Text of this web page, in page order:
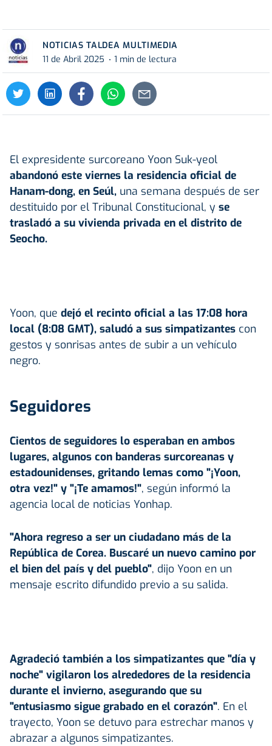
NOTICIAS TALDEA MULTIMEDIA
11 de Abril 2025
1 min de lectura
El expresidente surcoreano Yoon Suk-yeol
abandonó este viernes la residencia oficial de
Hanam-dong, en Seúl, una semana después de ser
destituido por el Tribunal Constitucional, y se
trasladó a su vivienda privada en el distrito de
Seocho.
Yoon, que dejó el recinto oficial a las 17:08 hora
local (8:08 GMT), saludó a sus simpatizantes con
gestos y sonrisas antes de subir a un vehículo
negro.
Seguidores
Cientos de seguidores lo esperaban en ambos
lugares, algunos con banderas surcoreanas y
estadounidenses, gritando lemas como "¡Yoon,
otra vez!" y "¡Te amamos!", según informó la
agencia local de noticias Yonhap.
"Ahora regreso a ser un ciudadano más de la
República de Corea. Buscaré un nuevo camino por
el bien del país y del pueblo", dijo Yoon en un
mensaje escrito difundido previo a su salida.
Agradeció también a los simpatizantes que "día y
noche" vigilaron los alrededores de la residencia
durante el invierno, asegurando que su
"entusiasmo sigue grabado en el corazón". En el
trayecto, Yoon se detuvo para estrechar manos y
abrazar a algunos simpatizantes.